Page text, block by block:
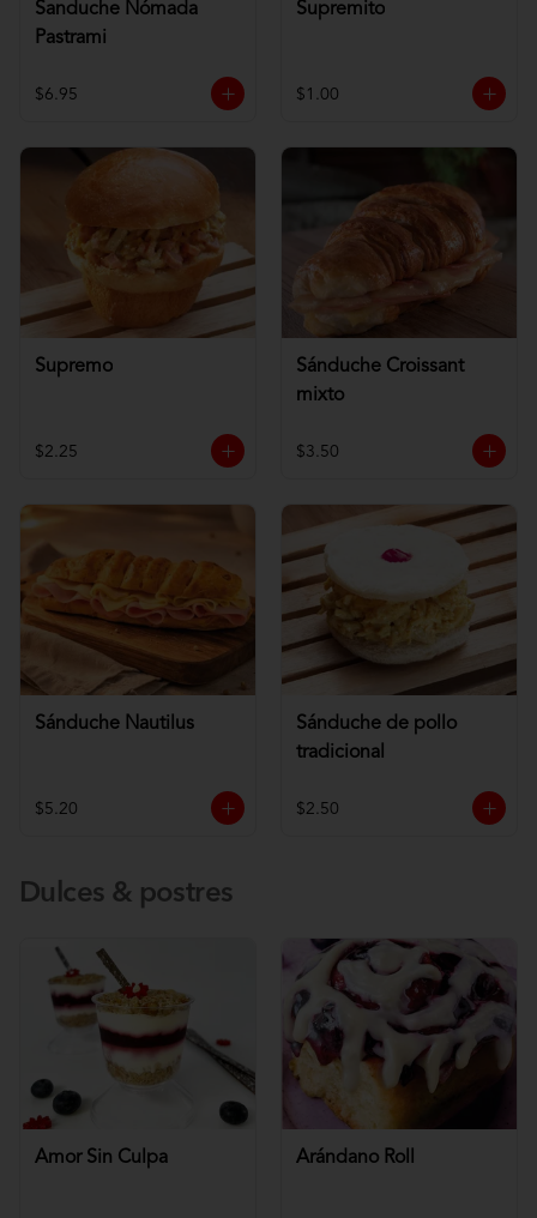
Sanduche Nómada
Pastrami
$6.95
Supremito
$1.00
Supremo
$2.25
Sánduche Croissant
mixto
$3.50
Sánduche Nautilus
$5.20
Sánduche de pollo
tradicional
$2.50
Dulces & postres
Amor Sin Culpa Arándano Roll